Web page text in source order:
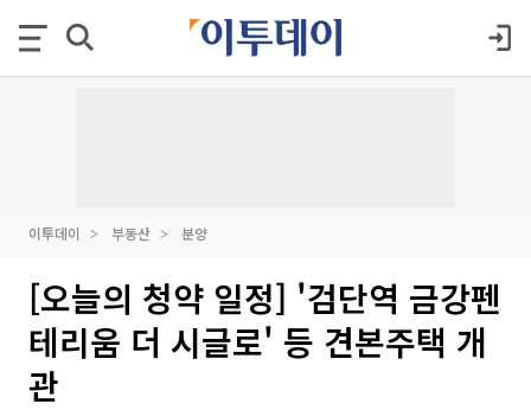
이투데이 부동산 분양
[오늘의 청약 일정] '검단역 금강펜
테리움 더 시글로' 등 견본주택 개
관